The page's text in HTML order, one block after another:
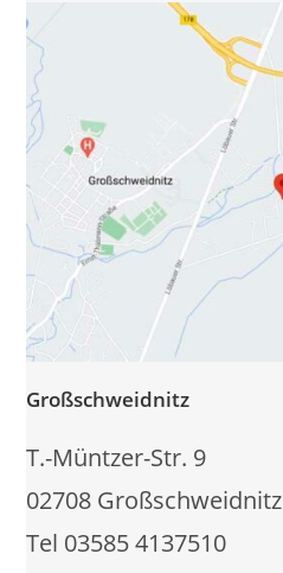
Großschweidnitz
T.-Müntzer-Str. 9
02708 Großschweidnitz
Tel 03585 4137510